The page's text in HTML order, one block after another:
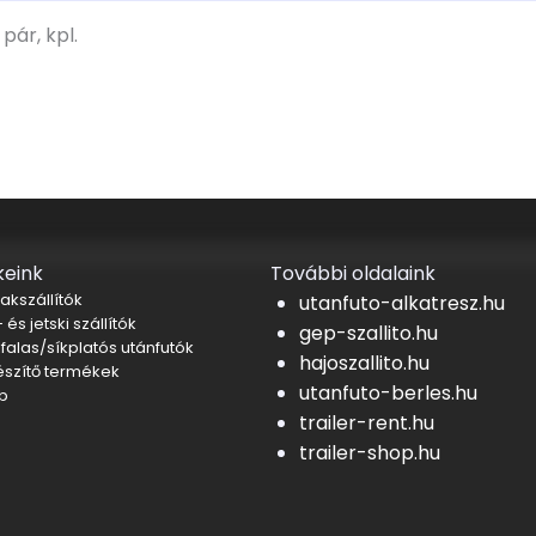
kpl.
és jetski szállítók
síkplatós utánfutók
termékek
További oldalaink
utanfuto-alkatresz.hu
gep-szallito.hu
hajoszallito.hu
utanfuto-berles.hu
trailer-rent.hu
trailer-shop.hu